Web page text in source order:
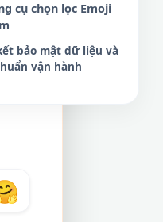
cụ chọn lọc Emoji
bảo mật dữ liệu và
vận hành